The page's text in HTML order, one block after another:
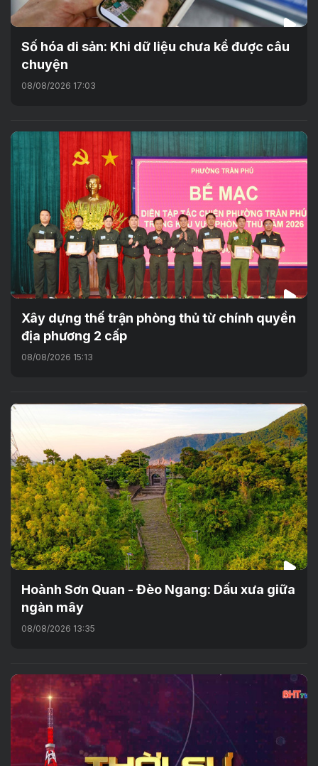
Số hóa di sản: Khi dữ liệu chưa kể được câu
chuyện
08/08/2026 17:03
Xây dựng thế trận phòng thủ từ chính quyền
địa phương 2 cấp
08/08/2026 15:13
Hoành Sơn Quan - Đèo Ngang: Dấu xưa giữa
ngàn mây
08/08/2026 13:35